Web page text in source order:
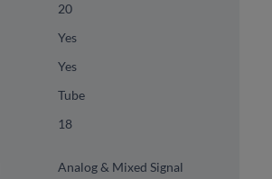
20
Yes
Yes
Tube
18
Analog & Mixed Signal